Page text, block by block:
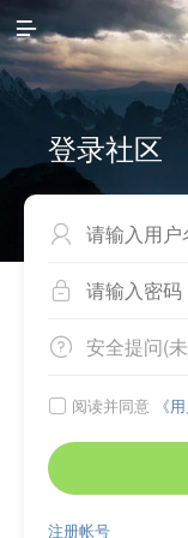

登录社区


 安全提问(
 阅读并同意 《
注册帐号